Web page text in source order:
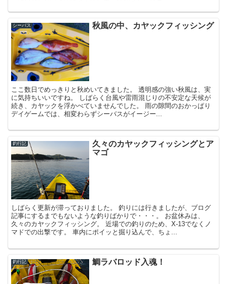
シーバス 秋風の中、カヤックフィッシング
ここ数日でめっきりと秋めいてきました。 透明感の強い秋風は、実
に気持ちいいですね。 しばらく台風や雷雨混じりの不安定な天候が
続き、カヤックを浮かべていませんでした。 雨の隙間のおかっぱり
デイゲームでは、相変わらずシーバスがイージー...
釣行記
久々のカヤックフィッシングとア
マゴ
しばらく更新が滞っておりました。 釣りには行きましたが、ブログ
記事にするまでもないような釣りばかりで・・・。 お盆休みは、
久々のカヤックフィッシング。 近場での釣りのため、X-13でなくノ
マドでの出撃です。 車内にポイッと掘り込んで、ちょ...
釣行記 鯛ラバロッド入魂！